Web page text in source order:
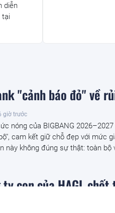
diễn
tại
"cảnh báo đỏ" về
giờ trước
nóng của BIGBANG
cam kết giữ chỗ đẹp với mức
này không đúng sự thật: toàn
ty con của HAGL